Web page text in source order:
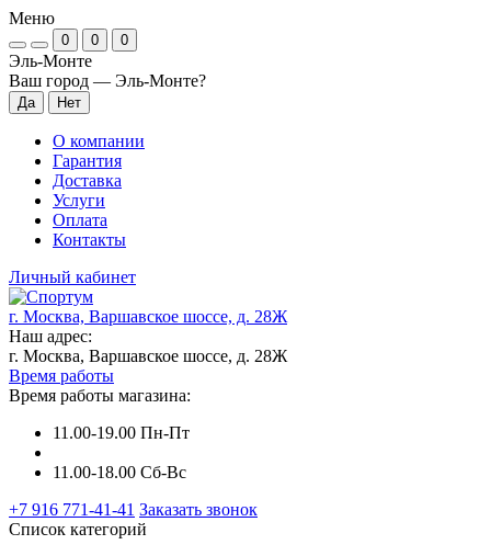
Меню
0 0 0
Эль-Монте
Ваш город — Эль-Монте?
О компании
Гарантия
Доставка
Услуги
Оплата
Контакты
Личный кабинет
г. Москва, Варшавское шоссе, д. 28Ж
Наш адрес:
г. Москва, Варшавское шоссе, д. 28Ж
Время работы
Время работы магазина:
11.00-19.00 Пн-Пт
11.00-18.00 Сб-Вс
+7 916 771-41-41 Заказать звонок
Список категорий